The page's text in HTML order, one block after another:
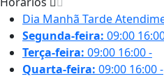
Dia Manhã Tarde
Segunda-feira: 09:00
Terça-feira: 09:00 16:00-
Quarta-feira: 09:00 16:00-